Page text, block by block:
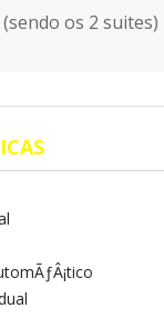
os 2 suites)